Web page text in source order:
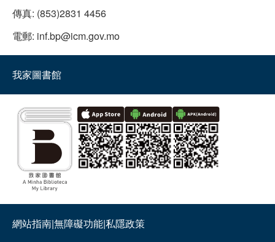
傳真: (853)2831 4456
電郵: inf.bp@icm.gov.mo
我家圖書館
網站指南|無障礙功能|私隱政策